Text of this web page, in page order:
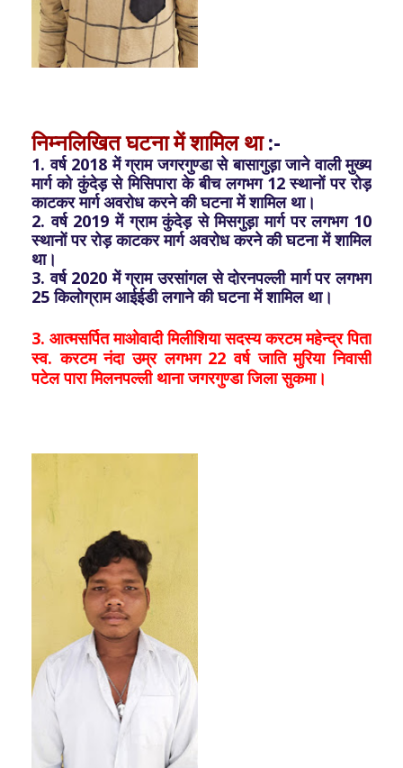
निम्नलिखित घटना में शामिल था:-
1. वर्ष 2018 में ग्राम जगरगुण्डा से बासागुड़ा जाने वाली मुख्य
मार्ग को कुंदेड़ से मिसिपारा के बीच लगभग 12 स्थानों पर रोड़
काटकर मार्ग अवरोध करने की घटना में शामिल था।
2. वर्ष 2019 में ग्राम कुंदेड़ से मिसगुड़ा मार्ग पर लगभग 10
स्थानों पर रोड़ काटकर मार्ग अवरोध करने की घटना में शामिल
था।
3. वर्ष 2020 में ग्राम उरसांगल से दोरनपल्ली मार्ग पर लगभग
25 किलोग्राम आईईडी लगाने की घटना में शामिल था।
3. आत्मसर्पित माओवादी मिलीशिया सदस्य करटम महेन्द्र पिता
स्व. करटम नंदा उम्र लगभग 22 वर्ष जाति मुरिया निवासी
पटेल पारा मिलनपल्ली थाना जगरगुण्डा जिला सुकमा।